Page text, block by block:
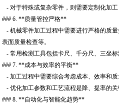
- 对于特殊或复杂零件，则需要定制化加工
### 6. **质量管控严格**
- 机械零件加工过程中需要进行严格的质
表面质量检查等。
- 常用检测工具包括卡尺、千分尺、三坐标
### 7. **成本与效率的平衡**
- 加工过程中需要综合考虑成本、效率和质
- 优化加工参数和工艺流程是降、提率的关
### 8. **自动化与智能化趋势**